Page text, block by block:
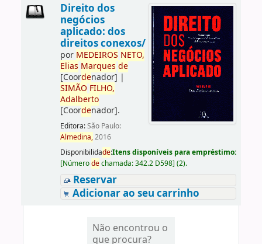
Direito dos
negócios
aplicado: dos
direitos conexos/
por MEDEIROS NETO,
Elias Marques de
[Coordenador] |
SIMÃO FILHO,
Adalberto
[Coordenador].
Editora:São Paulo:
Almedina,2016
Disponibilidade:Itens disponíveis para empréstimo:
[Númerodechamada:342.2 D598] (2).
Reservar
Adicionar ao seu carrinho
Não encontrou o
que procura?